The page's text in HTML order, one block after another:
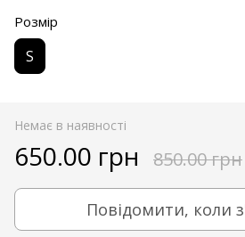
Розмір
S
Немає в наявності
650.00 грн 850.00 грн
Повідомити, коли